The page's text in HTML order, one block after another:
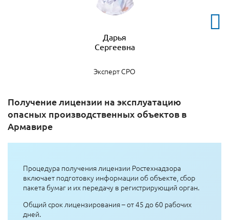
Дарья
Сергеевна
Эксперт СРО
Получение лицензии на эксплуатацию
опасных производственных объектов в
Армавире
Процедура получения лицензии Ростехнадзора
включает подготовку информации об объекте, сбор
пакета бумаг и их передачу в регистрирующий орган.
Общий срок лицензирования – от 45 до 60 рабочих
дней.